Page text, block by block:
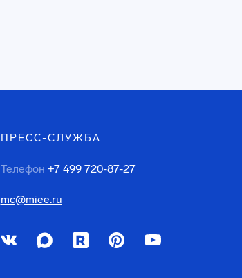
ПРЕСС-СЛУЖБА
Телефон +7 499 720-87-27
mc@miee.ru